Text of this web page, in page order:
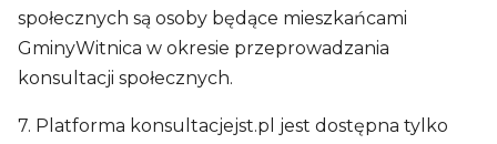
społecznych są osoby będące mieszkańcami
GminyWitnica w okresie przeprowadzania
konsultacji społecznych.
7. Platforma konsultacjejst.pl jest dostępna tylko